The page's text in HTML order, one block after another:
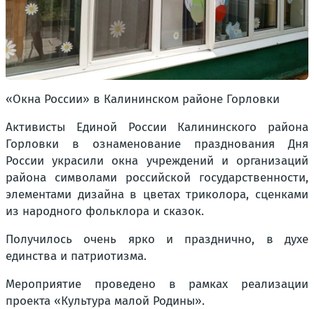
«Окна России» в Калининском районе Горловки
Активисты Единой России Калининского района
Горловки в ознаменование празднования Дня
России украсили окна учреждений и организаций
района символами российской государственности,
элементами дизайна в цветах триколора, сценками
из народного фольклора и сказок.
Получилось очень ярко и празднично, в духе
единства и патриотизма.
Мероприятие проведено в рамках реализации
проекта «Культура малой Родины».